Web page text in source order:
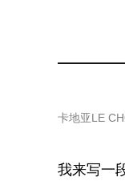
卡地亚LE
我来写一